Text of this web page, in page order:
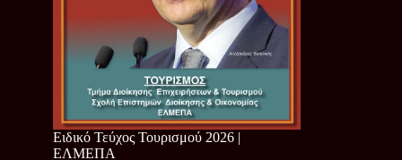
Ειδικό Τεύχος Τουρισμού 2026 |
ΕΛΜΕΠΑ